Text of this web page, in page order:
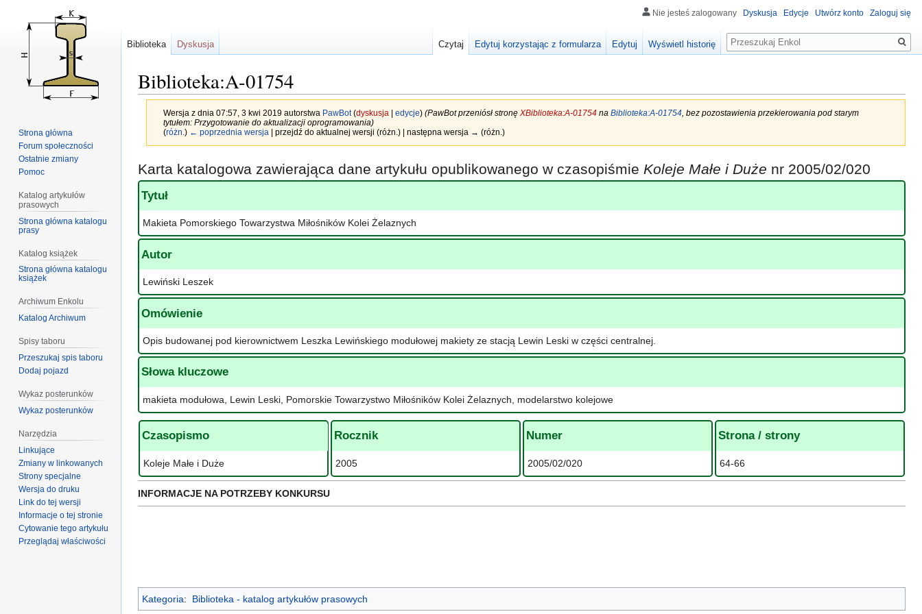
Biblioteka:A-01754
Wersja z dnia 07:57, 3 kwi 2019 autorstwa PawBot (dyskusja edycje) (PawBot przeniósł stronę XBiblioteka:A-01754na Biblioteka:A-01754, bez pozostawienia przekierowania pod starym
tytułem: Przygotowanie do aktualizacji oprogramowania)
(różn. ) ← poprzednia wersja | przejdź do aktualnej wersji (różn.) | następna wersja → (różn.)
Przejdź
do
nawigacji
Przejdź
do
wyszukiwania
Karta katalogowa zawierająca dane artykułu opublikowanego w czasopiśmie Koleje Małe i Duże nr 2005/02/020
Tytuł
Makieta Pomorskiego Towarzystwa Miłośników Kolei Żelaznych
Autor
Lewiński Leszek
Omówienie
Opis budowanej pod kierownictwem Leszka Lewińskiego modułowej makiety ze stacją Lewin Leski w części centralnej.
Słowa kluczowe
makieta modułowa, Lewin Leski, Pomorskie Towarzystwo Miłośników Kolei Żelaznych, modelarstwo kolejowe
Czasopismo
Koleje Małe i Duże
Rocznik
2005
Numer
2005/02/020
Strona / strony
64-66
INFORMACJE NA POTRZEBY KONKURSU
Kategoria: Biblioteka - katalog artykułów prasowych
Nie jesteś zalogowany Dyskusja Edycje Utwórz konto Zaloguj się
Biblioteka Dyskusja Czytaj Edytuj korzystając z formularza Edytuj Wyświetl historię
Szukaj
Strona główna
Forum społeczności
Ostatnie zmiany
Pomoc
Katalog artykułów
prasowych
Strona główna katalogu
prasy
Katalog książek
Strona główna katalogu
książek
Archiwum Enkolu
Katalog Archiwum
Spisy taboru
Przeszukaj spis taboru
Dodaj pojazd
Wykaz posterunków
Wykaz posterunków
Narzędzia
Linkujące
Zmiany w linkowanych
Strony specjalne
Wersja do druku
Link do tej wersji
Informacje o tej stronie
Cytowanie tego artykułu
Przeglądaj właściwości